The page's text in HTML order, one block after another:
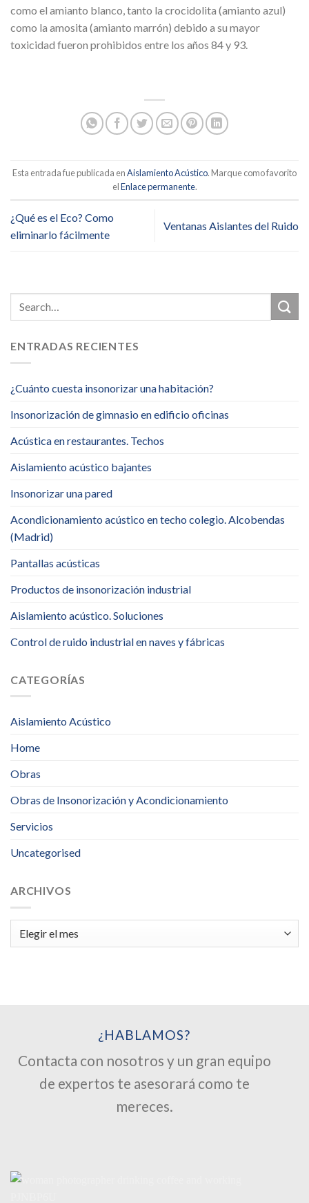
como el amianto blanco, tanto la crocidolita (amianto azul)
como la amosita (amianto marrón) debido a su mayor
toxicidad fueron prohibidos entre los años 84 y 93.
Esta entrada fue publicada enAislamiento Acústico. Marque como favorito
elEnlace permanente.
¿Qué es el Eco? Como
eliminarlo fácilmente
Ventanas Aislantes del Ruido
ENTRADAS RECIENTES
¿Cuánto cuesta insonorizar una habitación?
Insonorización de gimnasio en edificio oficinas
Acústica en restaurantes. Techos
Aislamiento acústico bajantes
Insonorizar una pared
Acondicionamiento acústico en techo colegio. Alcobendas
(Madrid)
Pantallas acústicas
Productos de insonorización industrial
Aislamiento acústico. Soluciones
Control de ruido industrial en naves y fábricas
CATEGORÍAS
Aislamiento Acústico
Home
Obras
Obras de Insonorización y Acondicionamiento
Servicios
Uncategorised
ARCHIVOS
¿HABLAMOS?
Contacta con nosotros y un gran equipo
de expertos te asesorará como te
mereces.